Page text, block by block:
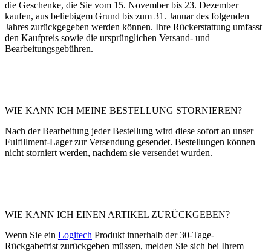
die Geschenke, die Sie vom 15. November bis 23. Dezember
kaufen, aus beliebigem Grund bis zum 31. Januar des folgenden
Jahres zurückgegeben werden können. Ihre Rückerstattung umfasst
den Kaufpreis sowie die ursprünglichen Versand- und
Bearbeitungsgebühren.
WIE KANN ICH MEINE BESTELLUNG STORNIEREN?
Nach der Bearbeitung jeder Bestellung wird diese sofort an unser
Fulfillment-Lager zur Versendung gesendet. Bestellungen können
nicht storniert werden, nachdem sie versendet wurden.
WIE KANN ICH EINEN ARTIKEL ZURÜCKGEBEN?
Wenn Sie ein Logitech Produkt innerhalb der 30-Tage-
Rückgabefrist zurückgeben müssen, melden Sie sich bei Ihrem